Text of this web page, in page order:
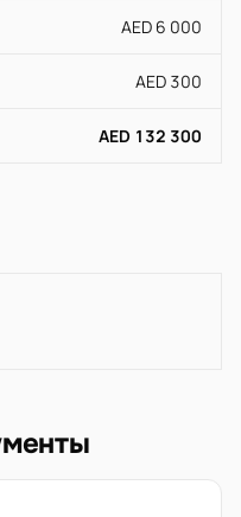
AED 6 000
AED 300
AED 132 300